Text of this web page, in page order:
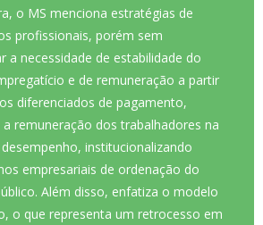
o MS menciona estratégias de
profissionais, porém sem
a necessidade de estabilidade do
e de remuneração a partir
diferenciados de pagamento,
remuneração dos trabalhadores na
institucionalizando
empresariais de ordenação do
Além disso, enfatiza o modelo
o que representa um retrocesso em